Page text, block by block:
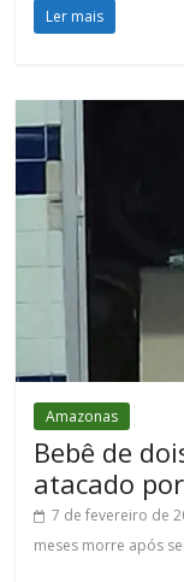
Ler mais
Amazonas
Bebê de
atacado
7 de fevereiro de
meses morre após